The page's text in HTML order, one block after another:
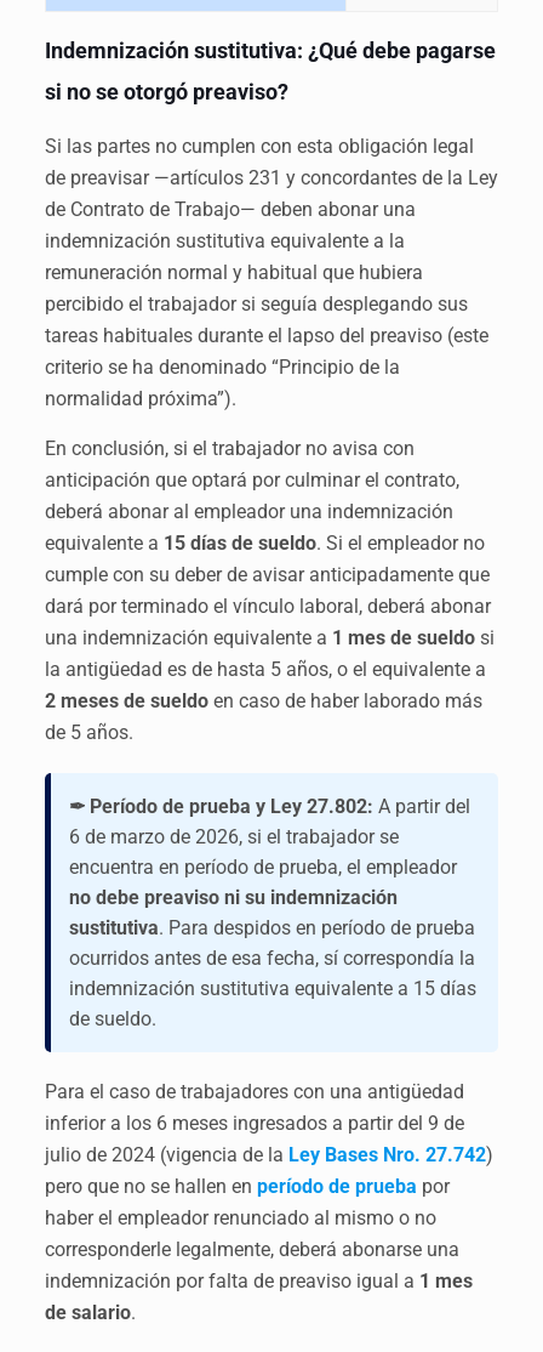
Indemnización sustitutiva: ¿Qué debe pagarse
si no se otorgó preaviso?
Si las partes no cumplen con esta obligación legal
de preavisar —artículos 231 y concordantes de la Ley
de Contrato de Trabajo— deben abonar una
indemnización sustitutiva equivalente a la
remuneración normal y habitual que hubiera
percibido el trabajador si seguía desplegando sus
tareas habituales durante el lapso del preaviso (este
criterio se ha denominado “Principio de la
normalidad próxima”).
En conclusión, si el trabajador no avisa con
anticipación que optará por culminar el contrato,
deberá abonar al empleador una indemnización
equivalente a 15 días de sueldo. Si el empleador no
cumple con su deber de avisar anticipadamente que
dará por terminado el vínculo laboral, deberá abonar
una indemnización equivalente a 1 mes de sueldosi
la antigüedad es de hasta 5 años, o el equivalente a
2 meses de sueldoen caso de haber laborado más
de 5 años.
✒ Período de prueba y Ley 27.802: A partir del
6 de marzo de 2026, si el trabajador se
encuentra en período de prueba, el empleador
no debe preaviso ni su indemnización
sustitutiva. Para despidos en período de prueba
ocurridos antes de esa fecha, sí correspondía la
indemnización sustitutiva equivalente a 15 días
de sueldo.
Para el caso de trabajadores con una antigüedad
inferior a los 6 meses ingresados a partir del 9 de
julio de 2024 (vigencia de la Ley Bases Nro. 27.742)
pero que no se hallen en período de prueba por
haber el empleador renunciado al mismo o no
corresponderle legalmente, deberá abonarse una
indemnización por falta de preaviso igual a 1 mes
de salario.